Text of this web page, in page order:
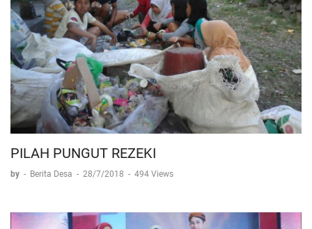
PILAH PUNGUT REZEKI
by - Berita Desa - 28/7/2018 - 494 Views